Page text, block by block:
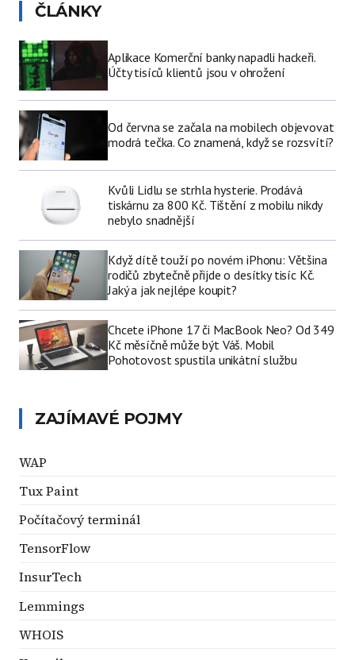
ČLÁNKY
Aplikace Komerční banky napadli hackeři.
Účty tisíců klientů jsou v ohrožení
Od června se začala na mobilech objevovat
modrá tečka. Co znamená, když se rozsvítí?
Kvůli Lidlu se strhla hysterie. Prodává
tiskárnu za 800 Kč. Tištění z mobilu nikdy
nebylo snadnější
Když dítě touží po novém iPhonu: Většina
rodičů zbytečně přijde o desítky tisíc Kč.
Jaký a jak nejlépe koupit?
Chcete iPhone 17 či MacBook Neo? Od 349
Kč měsíčně může být Váš. Mobil
Pohotovost spustila unikátní službu
ZAJÍMAVÉ POJMY
WAP
Tux Paint
Počítačový terminál
TensorFlow
InsurTech
Lemmings
WHOIS